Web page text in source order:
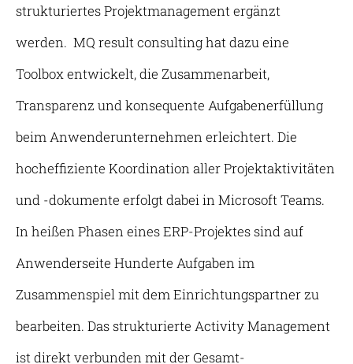
strukturiertes Projektmanagement ergänzt
werden. MQ result consulting hat dazu eine
Toolbox entwickelt, die Zusammenarbeit,
Transparenz und konsequente Aufgabenerfüllung
beim Anwenderunternehmen erleichtert. Die
hocheffiziente Koordination aller Projektaktivitäten
und -dokumente erfolgt dabei in Microsoft Teams.
In heißen Phasen eines ERP-Projektes sind auf
Anwenderseite Hunderte Aufgaben im
Zusammenspiel mit dem Einrichtungspartner zu
bearbeiten. Das strukturierte Activity Management
ist direkt verbunden mit der Gesamt-